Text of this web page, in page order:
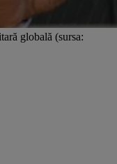
globală (sursa: